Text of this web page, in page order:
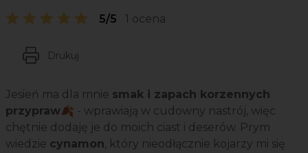
5/5 1 ocena
Drukuj
Jesień ma dla mnie smak i zapach korzennych
przypraw🍂 - wprawiają w cudowny nastrój, więc
chętnie dodaję je do moich ciast i deserów. Prym
wiedzie cynamon, który nieodłącznie kojarzy mi się